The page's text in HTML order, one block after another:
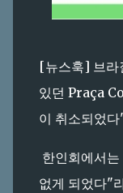
[뉴스훅] 브라
있던 Praça
이 취소되었
한인회에서
없게 되었다"